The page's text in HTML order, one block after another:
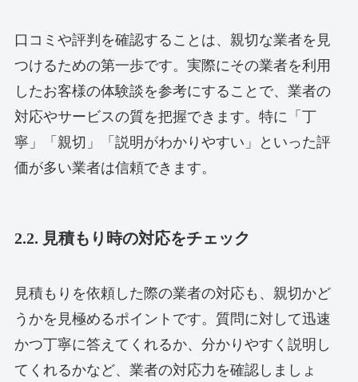
口コミや評判を確認することは、親切な業者を見
つけるための第一歩です。実際にその業者を利用
したお客様の体験談を参考にすることで、業者の
対応やサービスの質を把握できます。特に「丁
寧」「親切」「説明がわかりやすい」といった評
価が多い業者は信頼できます。
2.2. 見積もり時の対応をチェック
見積もりを依頼した際の業者の対応も、親切かど
うかを見極めるポイントです。質問に対して迅速
かつ丁寧に答えてくれるか、分かりやすく説明し
てくれるかなど、業者の対応力を確認しましょ